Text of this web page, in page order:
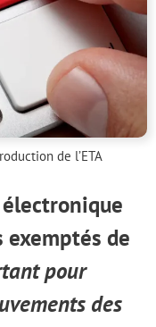
de l’ETA
électronique
exemptés de
pour
des